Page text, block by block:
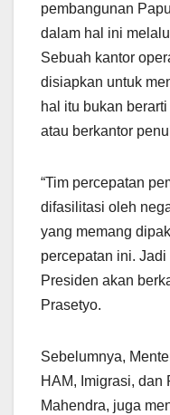
pembangunan
dalam hal ini
Sebuah kantor
disiapkan untuk
hal itu bukan
atau berkantor
“Tim percepatan
difasilitasi oleh
yang memang
percepatan ini. Jadi
Presiden akan
Prasetyo.
Sebelumnya,
HAM, Imigrasi, dan
Mahendra, juga